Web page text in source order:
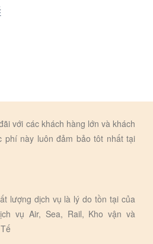
với các khách hàng lớn và khách
phí này luôn đảm bảo tôt nhất tại
lượng dịch vụ là lý do tồn tại của
vụ Air, Sea, Rail, Kho vận và